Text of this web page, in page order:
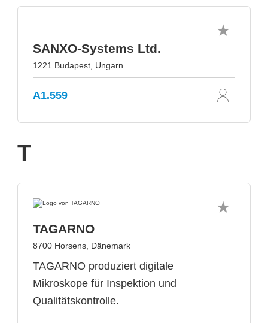
SANXO-Systems Ltd.
1221 Budapest, Ungarn
A1.559
T
TAGARNO
8700 Horsens, Dänemark
TAGARNO produziert digitale
Mikroskope für Inspektion und
Qualitätskontrolle.